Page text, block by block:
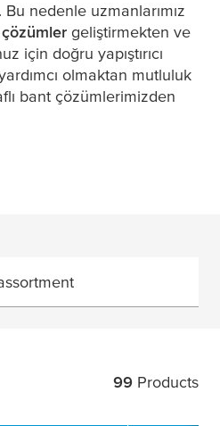
nedenle uzmanlarımız
geliştirmekten ve
için doğru yapıştırıcı
olmaktan mutluluk
bant çözümlerimizden
99 Products